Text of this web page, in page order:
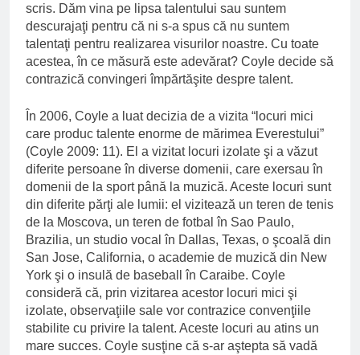
scris. Dăm vina pe lipsa talentului sau suntem
descurajaţi pentru că ni s-a spus că nu suntem
talentaţi pentru realizarea visurilor noastre. Cu toate
acestea, în ce măsură este adevărat? Coyle decide să
contrazică convingeri împărtăşite despre talent.
În 2006, Coyle a luat decizia de a vizita “locuri mici
care produc talente enorme de mărimea Everestului”
(Coyle 2009: 11). El a vizitat locuri izolate şi a văzut
diferite persoane în diverse domenii, care exersau în
domenii de la sport până la muzică. Aceste locuri sunt
din diferite părţi ale lumii: el vizitează un teren de tenis
de la Moscova, un teren de fotbal în Sao Paulo,
Brazilia, un studio vocal în Dallas, Texas, o şcoală din
San Jose, California, o academie de muzică din New
York şi o insulă de baseball în Caraibe. Coyle
consideră că, prin vizitarea acestor locuri mici şi
izolate, observaţiile sale vor contrazice convenţiile
stabilite cu privire la talent. Aceste locuri au atins un
mare succes. Coyle susţine că s-ar aştepta să vadă